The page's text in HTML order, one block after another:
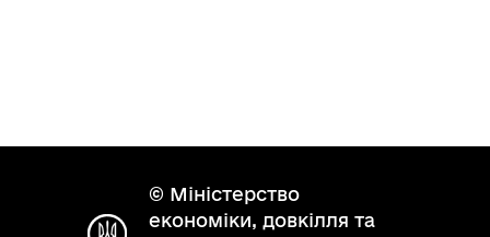
© Міністерство
економіки, довкілля та